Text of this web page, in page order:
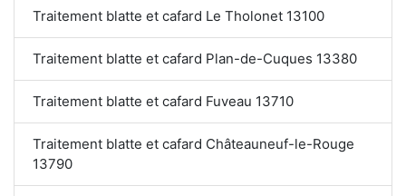
Traitement blatte et cafard Le Tholonet 13100
Traitement blatte et cafard Plan-de-Cuques 13380
Traitement blatte et cafard Fuveau 13710
Traitement blatte et cafard Châteauneuf-le-Rouge
13790